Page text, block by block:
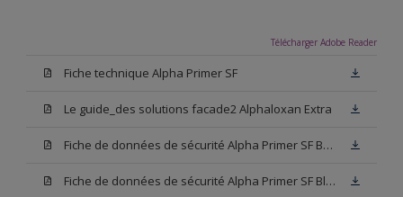
Télécharger Adobe Reader
Fiche technique Alpha Primer SF
Le guide_des solutions facade2 Alphaloxan Extra
Fiche de données de sécurité Alpha Primer SF Base W05
Fiche de données de sécurité Alpha Primer SF Blanc